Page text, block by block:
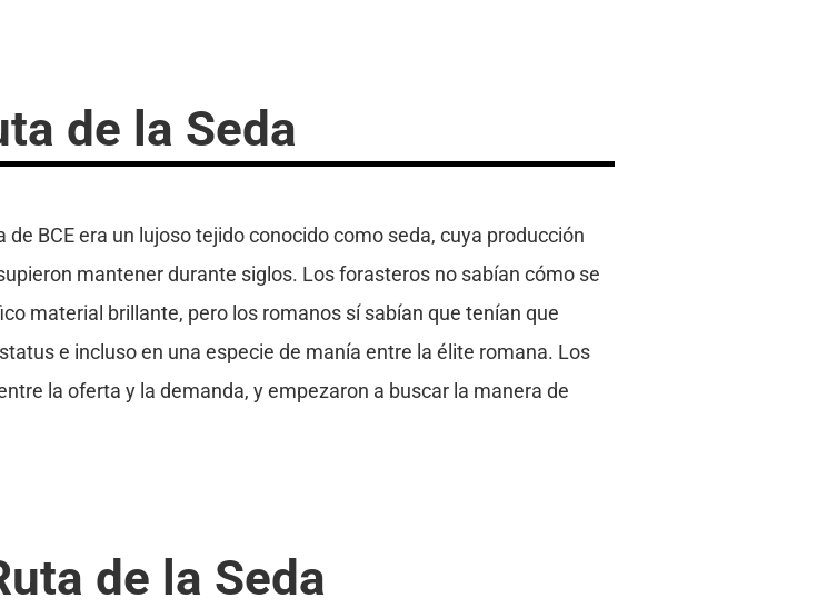
de la Seda
BCE era un lujoso tejido conocido como seda, cuya producción
mantener durante siglos. Los forasteros no sabían cómo se
material brillante, pero los romanos sí sabían que tenían que
e incluso en una especie de manía entre la élite romana. Los
la oferta y la demanda, y empezaron a buscar la manera de
de la Seda